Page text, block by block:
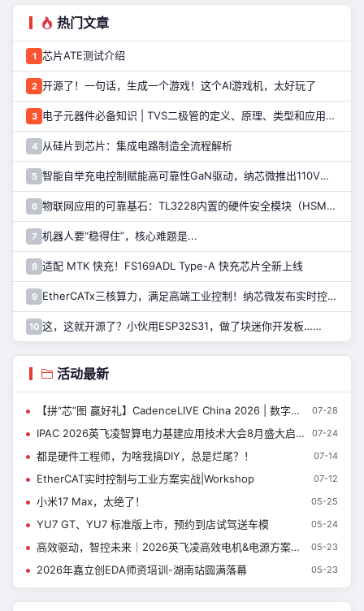
热门文章
1 芯片ATE测试介绍
2 开源了！一句话，生成一个游戏！这个AI游戏机，太好玩了
3 电子元器件必备知识 | TVS二极管的定义、原理、类型和应用优势
4 从硅片到芯片：集成电路制造全流程解析
5 智能自举充电控制赋能高可靠性GaN驱动，纳芯微推出110V半桥驱动芯片NSD2123
6 物联网应用的可靠基石：TL3228内置的硬件安全模块（HSM）详解
7 机器人要“稳得住”，核心难题是...
8 适配 MTK 快充！FS169ADL Type-A 快充芯片全新上线
9 EtherCATx三核算力，满足高端工业控制！纳芯微发布实时控制MCU/DSP NS800RTA7系列
10 这，这就开源了？小伙用ESP32S31，做了块迷你开发板……
活动最新
【拼“芯”图 赢好礼】CadenceLIVE China 2026 | 数字设计与签核技术专题 07-28
IPAC 2026英飞凌智算电力基建应用技术大会8月盛大启幕 07-24
都是硬件工程师，为啥我搞DIY，总是烂尾？！ 07-14
EtherCAT实时控制与工业方案实战|Workshop 07-12
小米17 Max，太绝了！ 05-25
YU7 GT、YU7 标准版上市，预约到店试驾送车模 05-24
高效驱动，智控未来｜2026英飞凌高效电机&电源方案技术日即将开启 05-23
2026年嘉立创EDA师资培训-湖南站圆满落幕 05-23